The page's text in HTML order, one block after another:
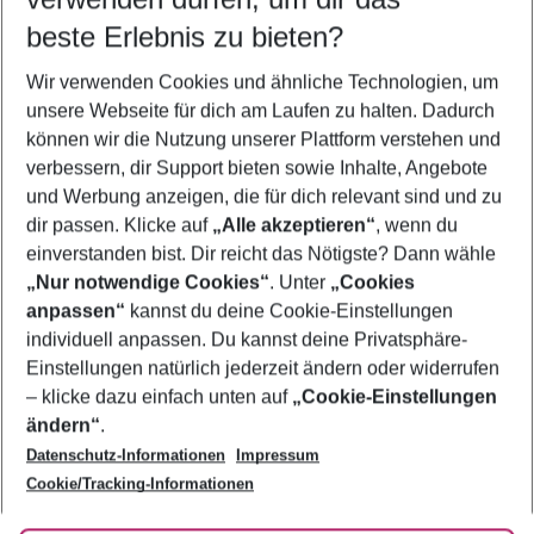
5-8 Nächte
2 Erwachsene Keine Kinder
Mehr Filter anzeigen
Footer
Footer navigation
Über uns
AGB
Bestpreisgarantie
Cookie-Einstellungen ändern
Cookie-Richtlinie
Agenturbetreuung
Barrierefreies Reisen
Folge uns
beste Erlebnis zu bieten?
Wir verwenden Cookies und ähnliche Technologien, um
unsere Webseite für dich am Laufen zu halten. Dadurch
können wir die Nutzung unserer Plattform verstehen und
verbessern, dir Support bieten sowie Inhalte, Angebote
und Werbung anzeigen, die für dich relevant sind und zu
dir passen. Klicke auf „Alle akzeptieren“, wenn du
einverstanden bist. Dir reicht das Nötigste? Dann wähle
„Nur notwendige Cookies“. Unter „Cookies
anpassen“ kannst du deine Cookie-Einstellungen
individuell anpassen. Du kannst deine Privatsphäre-
Einstellungen natürlich jederzeit ändern oder widerrufen
– klicke dazu einfach unten auf „Cookie-Einstellungen
ändern“.
Datenschutz-Informationen
Impressum
Cookie/Tracking-Informationen